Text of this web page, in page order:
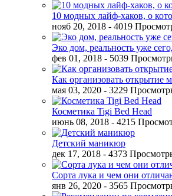
10 модных лайф-хаков, о
нояб 20, 2018 - 4019
Эко дом, реальность уже
фев 01, 2018 - 5039
Как организовать открытие
мая 03, 2020 - 3229
Косметика Tigi Bed Head
июнь 08, 2018 - 4215
Детский маникюр
дек 17, 2018 - 4373
Сорта лука и чем они
янв 26, 2020 - 3565